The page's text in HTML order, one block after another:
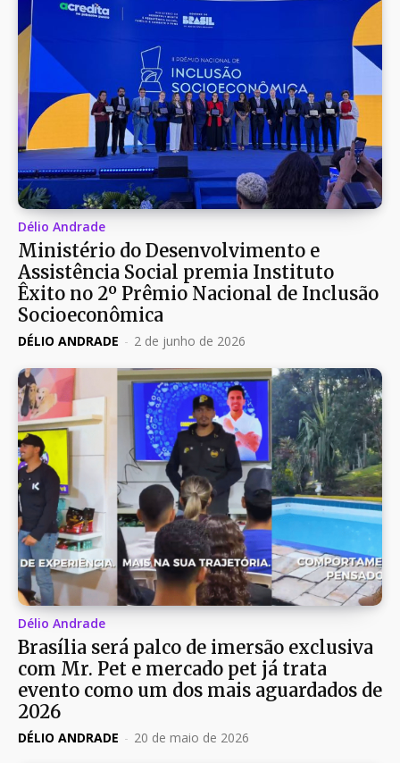
Délio Andrade
Ministério do Desenvolvimento e
Assistência Social premia Instituto
Êxito no 2º Prêmio Nacional de Inclusão
Socioeconômica
DÉLIO ANDRADE - 2 de junho de 2026
Délio Andrade
Brasília será palco de imersão exclusiva
com Mr. Pet e mercado pet já trata
evento como um dos mais aguardados de
2026
DÉLIO ANDRADE - 20 de maio de 2026